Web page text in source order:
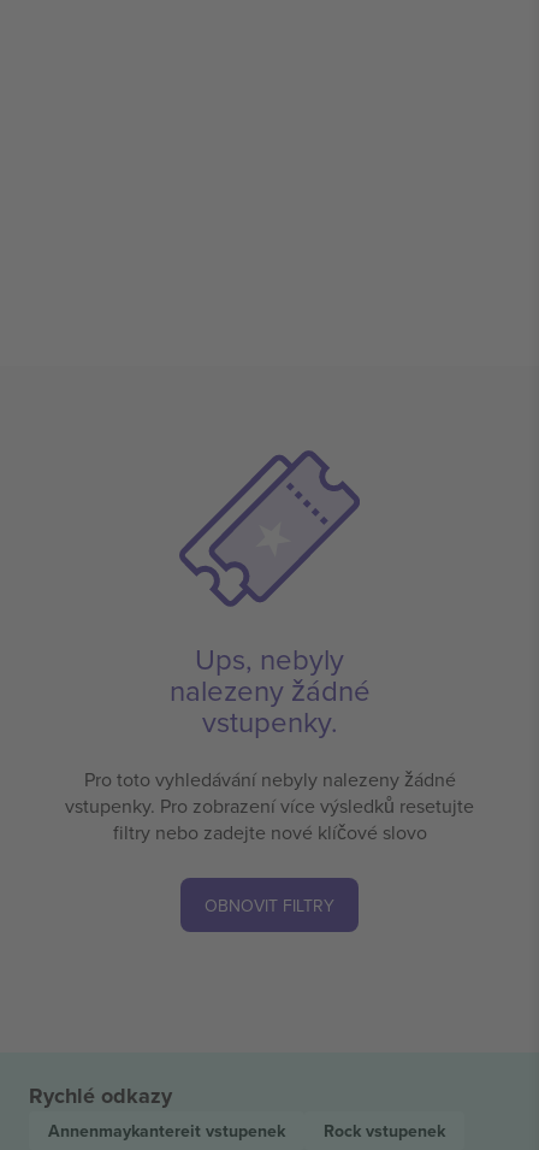
Ups, nebyly
nalezeny žádné
vstupenky.
Pro toto vyhledávání nebyly nalezeny žádné
vstupenky. Pro zobrazení více výsledků resetujte
filtry nebo zadejte nové klíčové slovo
OBNOVIT FILTRY
Rychlé odkazy
Annenmaykantereit vstupenek Rock vstupenek